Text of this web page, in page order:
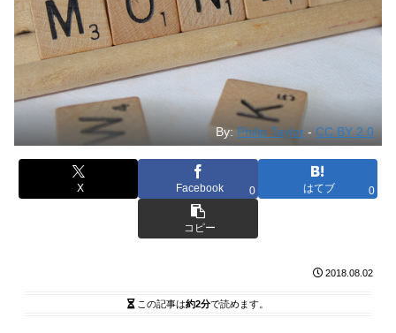
By: Philip Taylor -CC BY 2.0
X Facebook 0 はてブ 0
コピー
2018.08.02
この記事は約2分で読めます。